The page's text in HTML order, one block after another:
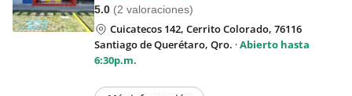
5.0 (2 valoraciones)
Cuicatecos 142, Cerrito Colorado, 76116
Santiago de Querétaro, Qro. ·Abierto hasta
6:30p.m.